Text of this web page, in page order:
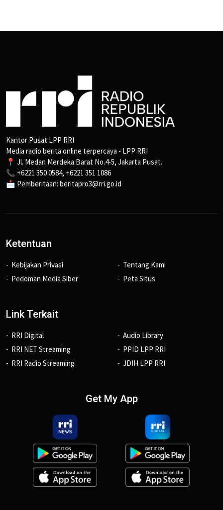
Kantor Pusat LPP RRI
Media radio berita online terpercaya - LPP RRI
📍 Jl. Medan Merdeka Barat No.4-5, Jakarta Pusat.
📞 +6221 350 0584, +6221 351 1086
📩 Pemberitaan: beritapro3@rri.go.id
Ketentuan
Kebijakan Privasi
Pedoman Media Siber
Tentang Kami
Peta Situs
Link Terkait
RRI Digital
RRI NET Streaming
RRI Radio Streaming
Audio Library
PPID LPP RRI
JDIH LPP RRI
Get My App